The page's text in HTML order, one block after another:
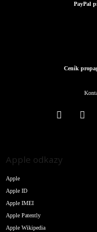
PayPal
Ceník
Apple odkazy
Apple
Apple ID
Apple IMEI
Apple Patently
Apple Wikipedia